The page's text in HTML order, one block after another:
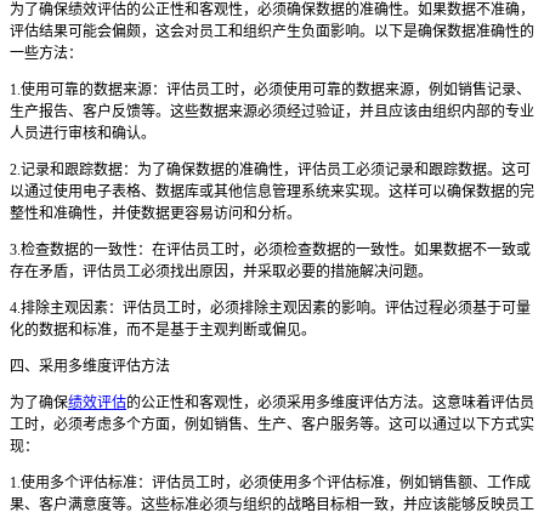
为了确保绩效评估的公正性和客观性，必须确保数据的准确性。如果数据不准确，
评估结果可能会偏颇，这会对员工和组织产生负面影响。以下是确保数据准确性的
一些方法：
1.使用可靠的数据来源：评估员工时，必须使用可靠的数据来源，例如销售记录、
生产报告、客户反馈等。这些数据来源必须经过验证，并且应该由组织内部的专业
人员进行审核和确认。
2.记录和跟踪数据：为了确保数据的准确性，评估员工必须记录和跟踪数据。这可
以通过使用电子表格、数据库或其他信息管理系统来实现。这样可以确保数据的完
整性和准确性，并使数据更容易访问和分析。
3.检查数据的一致性：在评估员工时，必须检查数据的一致性。如果数据不一致或
存在矛盾，评估员工必须找出原因，并采取必要的措施解决问题。
4.排除主观因素：评估员工时，必须排除主观因素的影响。评估过程必须基于可量
化的数据和标准，而不是基于主观判断或偏见。
四、采用多维度评估方法
为了确保绩效评估的公正性和客观性，必须采用多维度评估方法。这意味着评估员
工时，必须考虑多个方面，例如销售、生产、客户服务等。这可以通过以下方式实
现：
1.使用多个评估标准：评估员工时，必须使用多个评估标准，例如销售额、工作成
果、客户满意度等。这些标准必须与组织的战略目标相一致，并应该能够反映员工